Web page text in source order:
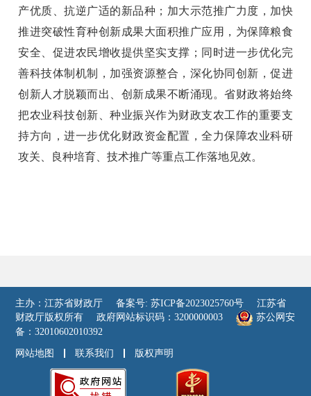
产优质、抗逆广适的新品种；加大示范推广力度，加快
推进突破性育种创新成果大面积推广应用，为保障粮食
安全、促进农民增收提供坚实支撑；同时进一步优化完
善科技体制机制，加强资源整合，深化协同创新，促进
创新人才脱颖而出、创新成果不断涌现。省财政将始终
把农业科技创新、种业振兴作为财政支农工作的重要支
持方向，进一步优化财政资金配置，全力保障农业科研
攻关、良种培育、技术推广等重点工作落地见效。
主办：江苏省财政厅 备案号: 苏ICP备2023025760号
江苏省
财政厅版权所有
政府网站标识码：3200000003
苏公网安
备：32010602010392
网站地图 联系我们 版权声明